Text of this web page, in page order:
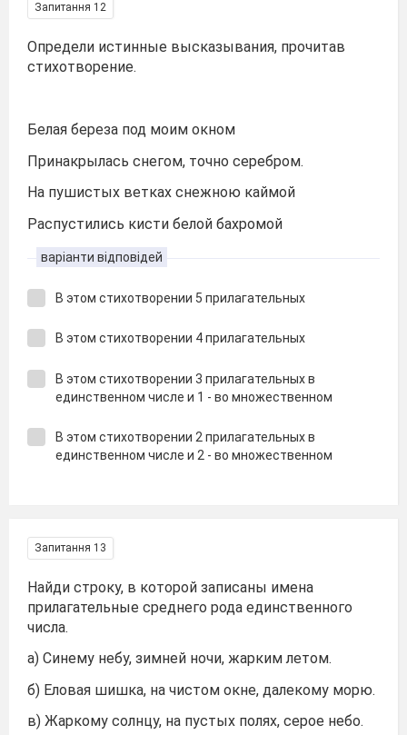
Запитання 12
Определи истинные высказывания, прочитав
стихотворение.
Белая береза под моим окном
Принакрылась снегом, точно серебром.
На пушистых ветках снежною каймой
Распустились кисти белой бахромой
варіанти відповідей
В этом стихотворении 5 прилагательных
В этом стихотворении 4 прилагательных
В этом стихотворении 3 прилагательных в
единственном числе и 1 - во множественном
В этом стихотворении 2 прилагательных в
единственном числе и 2 - во множественном
Запитання 13
Найди строку, в которой записаны имена
прилагательные среднего рода единственного
числа.
а) Синему небу, зимней ночи, жарким летом.
б) Еловая шишка, на чистом окне, далекому морю.
в) Жаркому солнцу, на пустых полях, серое небо.